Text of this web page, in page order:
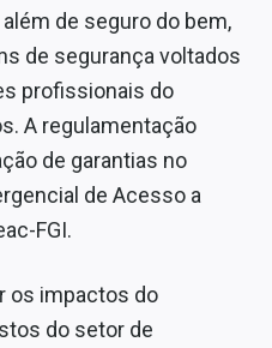
de seguro do bem,
de segurança voltados
profissionais do
A regulamentação
de garantias no
de Acesso a
FGI.
os impactos do
do setor de